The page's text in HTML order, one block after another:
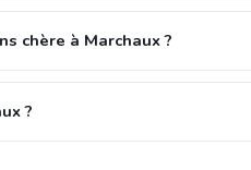
chère à Marchaux ?
?